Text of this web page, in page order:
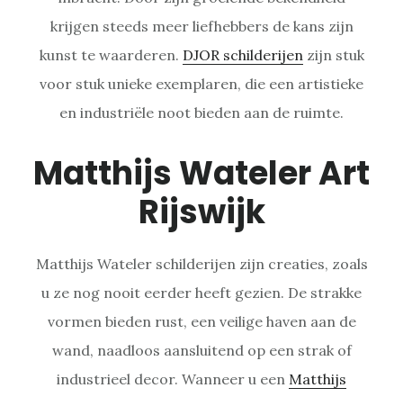
krijgen steeds meer liefhebbers de kans zijn
kunst te waarderen. DJOR schilderijen zijn stuk
voor stuk unieke exemplaren, die een artistieke
en industriële noot bieden aan de ruimte.
Matthijs Wateler Art
Rijswijk
Matthijs Wateler schilderijen zijn creaties, zoals
u ze nog nooit eerder heeft gezien. De strakke
vormen bieden rust, een veilige haven aan de
wand, naadloos aansluitend op een strak of
industrieel decor. Wanneer u een Matthijs